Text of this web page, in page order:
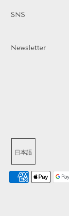
SNS
Newsletter
日本語